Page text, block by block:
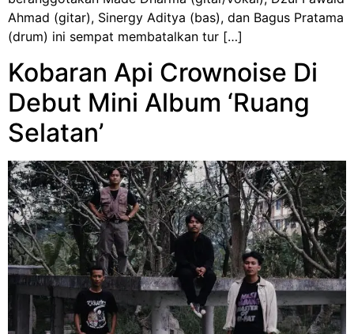
Ahmad (gitar), Sinergy Aditya (bas), dan Bagus Pratama
(drum) ini sempat membatalkan tur […]
Kobaran Api Crownoise Di
Debut Mini Album ‘Ruang
Selatan’